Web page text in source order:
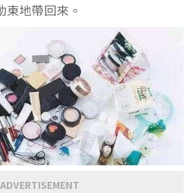
東地帶回來。
ADVERTISEMENT